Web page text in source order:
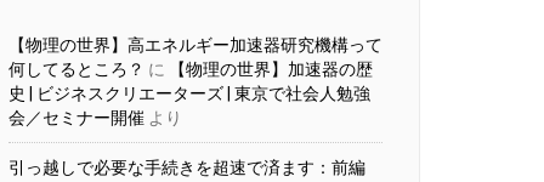
【物理の世界】高エネルギー加速器研究機構って
何してるところ？ に
【物理の世界】加速器の歴
史 | ビジネスクリエーターズ | 東京で社会人勉強
会／セミナー開催 より
引っ越しで必要な手続きを超速で済ます：前編